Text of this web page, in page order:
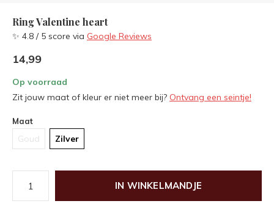
Ring Valentine heart
✨ 4.8 / 5 score via Google Reviews
14,99
Op voorraad
Zit jouw maat of kleur er niet meer bij? Ontvang een seintje!
Maat
Goud Zilver
IN WINKELMANDJE